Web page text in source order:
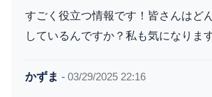
すごく役立つ情報です！皆さんはど
しているんですか？私も気になりま
かずま - 03/29/2025 22:16